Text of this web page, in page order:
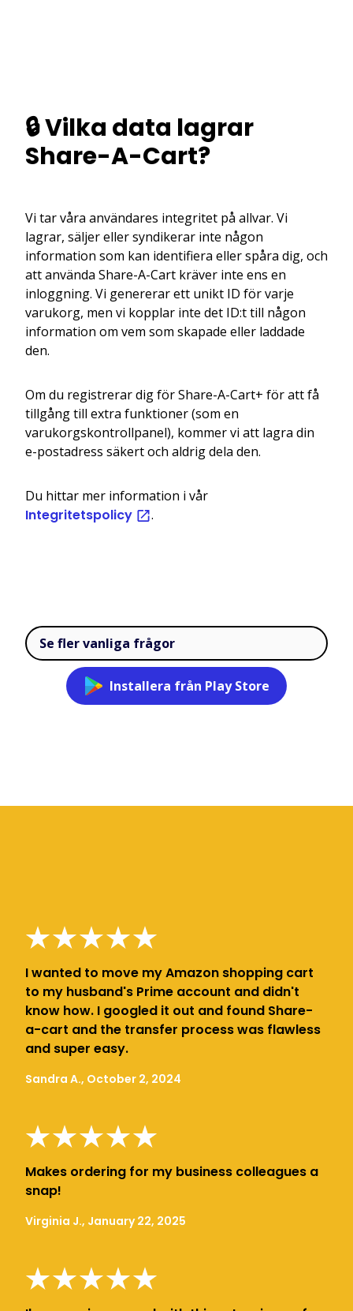
🔒 Vilka data lagrar
Share-A-Cart?
Vi tar våra användares integritet på allvar. Vi
lagrar, säljer eller syndikerar inte någon
information som kan identifiera eller spåra dig, och
att använda Share-A-Cart kräver inte ens en
inloggning. Vi genererar ett unikt ID för varje
varukorg, men vi kopplar inte det ID:t till någon
information om vem som skapade eller laddade
den.
Om du registrerar dig för Share-A-Cart+ för att få
tillgång till extra funktioner (som en
varukorgskontrollpanel), kommer vi att lagra din
e-postadress säkert och aldrig dela den.
Du hittar mer information i vår
Integritetspolicy .
Se fler vanliga frågor
Installera från Play Store
I wanted to move my Amazon shopping cart
to my husband's Prime account and didn't
know how. I googled it out and found Share-
a-cart and the transfer process was flawless
and super easy.
Sandra A., October 2, 2024
Makes ordering for my business colleagues a
snap!
Virginia J., January 22, 2025